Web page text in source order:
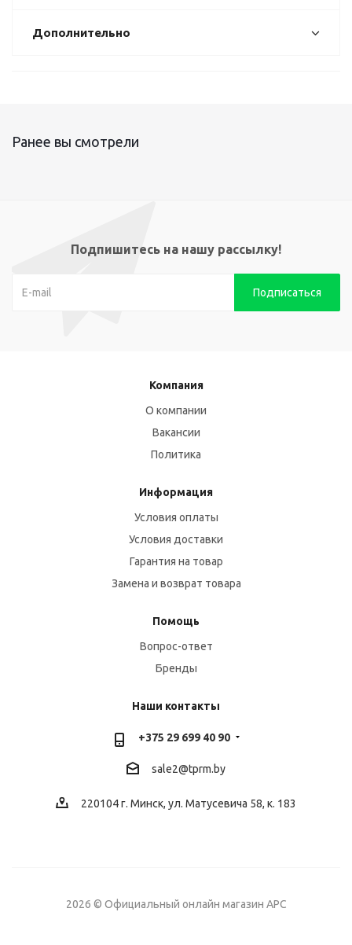
Дополнительно
Ранее вы смотрели
Подпишитесь на нашу рассылку!
Компания
О компании
Вакансии
Политика
Информация
Условия оплаты
Условия доставки
Гарантия на товар
Замена и возврат товара
Помощь
Вопрос-ответ
Бренды
Наши контакты
+375 29 699 40 90
sale2@tprm.by
220104 г. Минск, ул. Матусевича 58, к. 183
2026 © Официальный онлайн магазин APC